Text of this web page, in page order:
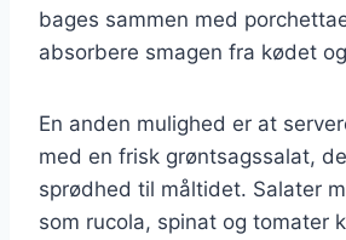
bages sammen med
absorbere smagen fra kødet
En anden mulighed er at
med en frisk grøntsagssalat,
sprødhed til måltidet. Salater
som rucola, spinat og tomater